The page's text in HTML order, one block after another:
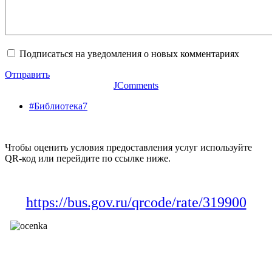
Подписаться на уведомления о новых комментариях
Отправить
JComments
#Библиотека7
Чтобы оценить условия предоставления услуг используйте
QR-код или перейдите по ссылке ниже.
https://bus.gov.ru/qrcode/rate/319900